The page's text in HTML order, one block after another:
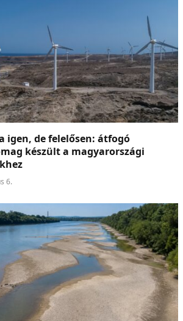
igen, de felelősen: átfogó
készült a magyarországi
6.